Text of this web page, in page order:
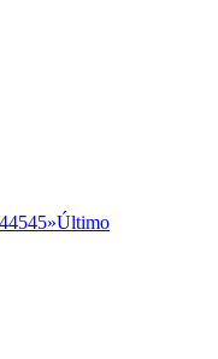
545»Último